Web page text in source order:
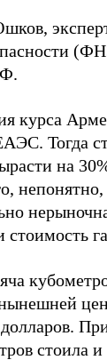
курса
Тогда
на
стоила